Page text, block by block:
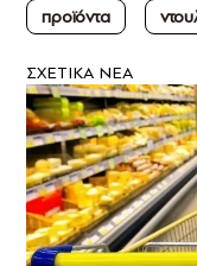
προϊόντα
ΣXETIKA NEA